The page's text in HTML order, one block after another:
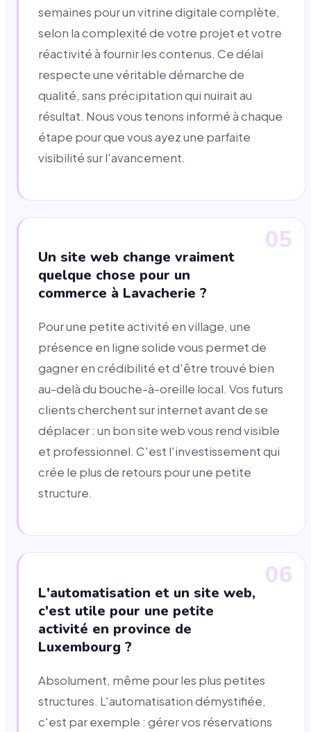
semaines pour un vitrine digitale complète,
selon la complexité de votre projet et votre
réactivité à fournir les contenus. Ce délai
respecte une véritable démarche de
qualité, sans précipitation qui nuirait au
résultat. Nous vous tenons informé à chaque
étape pour que vous ayez une parfaite
visibilité sur l'avancement.
05
Un site web change vraiment
quelque chose pour un
commerce à Lavacherie ?
Pour une petite activité en village, une
présence en ligne solide vous permet de
gagner en crédibilité et d'être trouvé bien
au-delà du bouche-à-oreille local. Vos futurs
clients cherchent sur internet avant de se
déplacer : un bon site web vous rend visible
et professionnel. C'est l'investissement qui
crée le plus de retours pour une petite
structure.
06
L'automatisation et un site web,
c'est utile pour une petite
activité en province de
Luxembourg ?
Absolument, même pour les plus petites
structures. L'automatisation démystifiée,
c'est par exemple : gérer vos réservations